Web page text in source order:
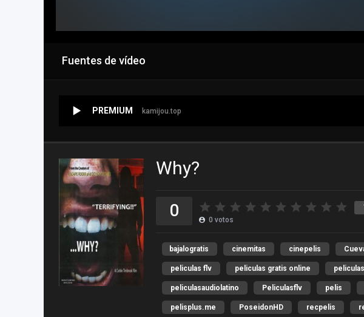
Fuentes de vídeo
PREMIUM kamijou.top
Why?
0 0 votos
bajalogratis cinemitas cinepelis
peliculas flv peliculas gratis online
peliculasaudiolatino Peliculasflv pelis
pelisplus.me PoseidonHD recpelis